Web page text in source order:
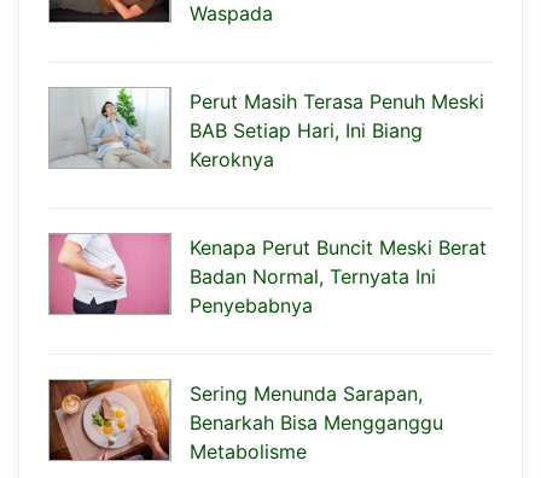
Waspada
Perut Masih Terasa Penuh Meski
BAB Setiap Hari, Ini Biang
Keroknya
Kenapa Perut Buncit Meski Berat
Badan Normal, Ternyata Ini
Penyebabnya
Sering Menunda Sarapan,
Benarkah Bisa Mengganggu
Metabolisme